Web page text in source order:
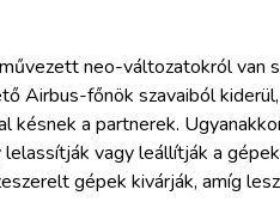
neo-változatokról van
Airbus-főnök szavaiból
késnek a partnerek.
lelassítják vagy leállítják a
gépek kivárják, amíg